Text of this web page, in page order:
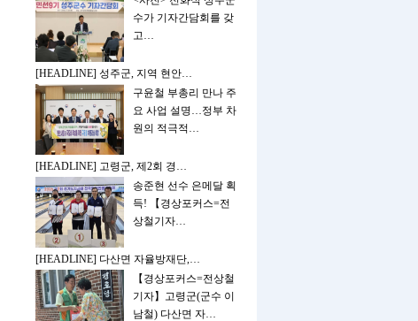
수가 기자간담회를 갖
고…
[HEADLINE] 성주군, 지역 현안…
구윤철 부총리 만나 주
요 사업 설명…정부 차
원의 적극적…
[HEADLINE] 고령군, 제2회 경…
송준현 선수 은메달 획
득! 【경상포커스=전
상철기자…
[HEADLINE] 다산면 자율방재단,…
【경상포커스=전상철
기자】고령군(군수 이
남철) 다산면 자…